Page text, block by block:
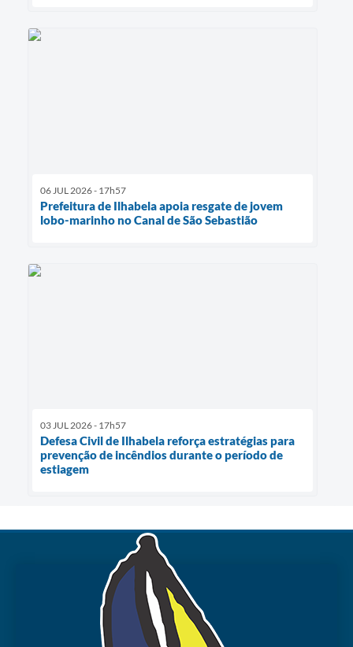
06 JUL 2026 - 17h57
Prefeitura de Ilhabela apoia resgate de jovem
lobo-marinho no Canal de São Sebastião
03 JUL 2026 - 17h57
Defesa Civil de Ilhabela reforça estratégias para
prevenção de incêndios durante o período de
estiagem